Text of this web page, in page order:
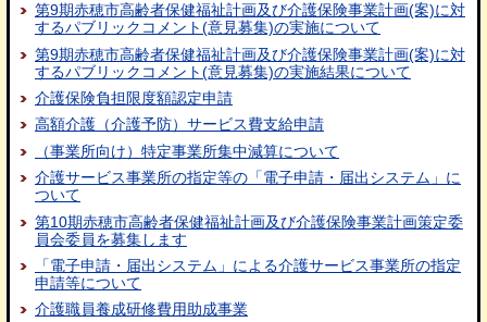
第9期赤穂市高齢者保健福祉計画及び介護保険事業計画(案)に対
するパブリックコメント(意見募集)の実施について
第9期赤穂市高齢者保健福祉計画及び介護保険事業計画(案)に対
するパブリックコメント(意見募集)の実施結果について
介護保険負担限度額認定申請
高額介護（介護予防）サービス費支給申請
（事業所向け）特定事業所集中減算について
介護サービス事業所の指定等の「電子申請・届出システム」に
ついて
第10期赤穂市高齢者保健福祉計画及び介護保険事業計画策定委
員会委員を募集します
「電子申請・届出システム」による介護サービス事業所の指定
申請等について
介護職員養成研修費用助成事業